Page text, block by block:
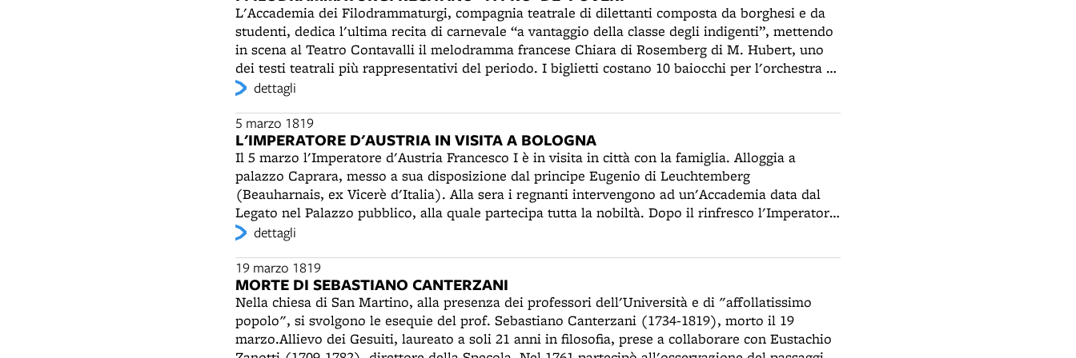
L'Accademia dei Filodrammaturgi, compagnia teatrale di dilettanti composta da borghesi e da
studenti, dedica l'ultima recita di carnevale “a vantaggio della classe degli indigenti”, mettendo
in scena al Teatro Contavalli il melodramma francese Chiara di Rosemberg di M. Hubert, uno
dei testi teatrali più rappresentativi del periodo. I biglietti costano 10 baiocchi per l'orchestra e
5 per il palco. L'introito, al netto delle spese, è devoluto "a pro' de' poveri" ed erogato "dalle
dettagli
5 marzo 1819
L'IMPERATORE D'AUSTRIA IN VISITA A BOLOGNA
Il 5 marzo l'Imperatore d'Austria Francesco I è in visita in città con la famiglia. Alloggia a
palazzo Caprara, messo a sua disposizione dal principe Eugenio di Leuchtemberg
(Beauharnais, ex Vicerè d'Italia). Alla sera i regnanti intervengono ad un'Accademia data dal
Legato nel Palazzo pubblico, alla quale partecipa tutta la nobiltà. Dopo il rinfresco l'Imperatore,
persona affabile, si intrattiene a discorrere con gli invitati. Il giorno seguente visita il Cimitero
Giuseppe Mezzofanti, che risponde con perfetta "scorrevolezza" alle persone del suo seguito,
suscitando "ammirazione e applauso". Nel pomeriggio visitano le chiese di San Petronio e San
Domenico. Nel Corpus Domini venerano il Corpo di S. Caterina de’ Vigri. Il corteo imperiale
riparte il 7 marzo al mattino verso la Toscana. Il 14 marzo transita per Bologna anche il
principe Metternich, ospitato a palazzo Marescalchi.
dettagli
19 marzo 1819
MORTE DI SEBASTIANO CANTERZANI
Nella chiesa di San Martino, alla presenza dei professori dell'Università e di "affollatissimo
popolo", si svolgono le esequie del prof. Sebastiano Canterzani (1734-1819), morto il 19
marzo.Allievo dei Gesuiti, laureato a soli 21 anni in filosofia, prese a collaborare con Eustachio